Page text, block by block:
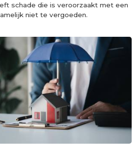
schade die is veroorzaakt met een
niet te vergoeden.